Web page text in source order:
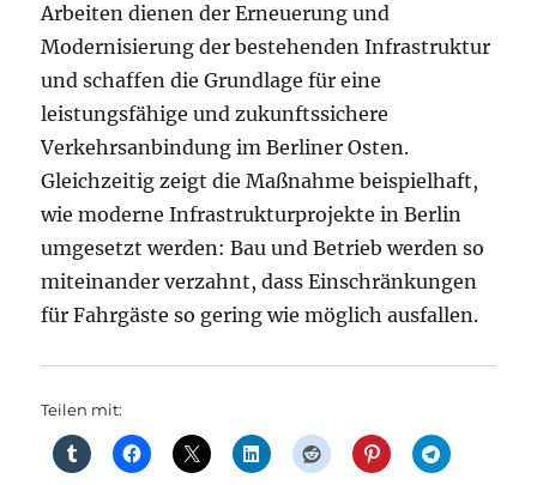
Arbeiten dienen der Erneuerung und
Modernisierung der bestehenden Infrastruktur
und schaffen die Grundlage für eine
leistungsfähige und zukunftssichere
Verkehrsanbindung im Berliner Osten.
Gleichzeitig zeigt die Maßnahme beispielhaft,
wie moderne Infrastrukturprojekte in Berlin
umgesetzt werden: Bau und Betrieb werden so
miteinander verzahnt, dass Einschränkungen
für Fahrgäste so gering wie möglich ausfallen.
Teilen mit: